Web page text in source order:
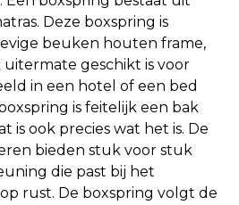
Deze boxspring is
beuken houten frame,
geschikt is voor
in een hotel of een bed
is feitelijk een bak
is ook precies wat het is. De
bieden stuk voor stuk
die past bij het
rust. De boxspring volgt de